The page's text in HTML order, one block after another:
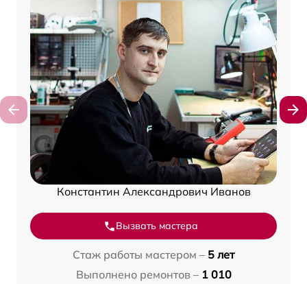
Константин Александрович Иванов
Вызвать мастера
Стаж работы мастером – 5 лет
Выполнено ремонтов – 1 010